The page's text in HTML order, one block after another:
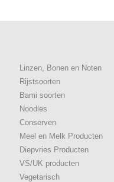
Linzen, Bonen en Noten
Rijstsoorten
Bami soorten
Noodles
Conserven
Meel en Melk Producten
Diepvries Producten
VS/UK producten
Vegetarisch